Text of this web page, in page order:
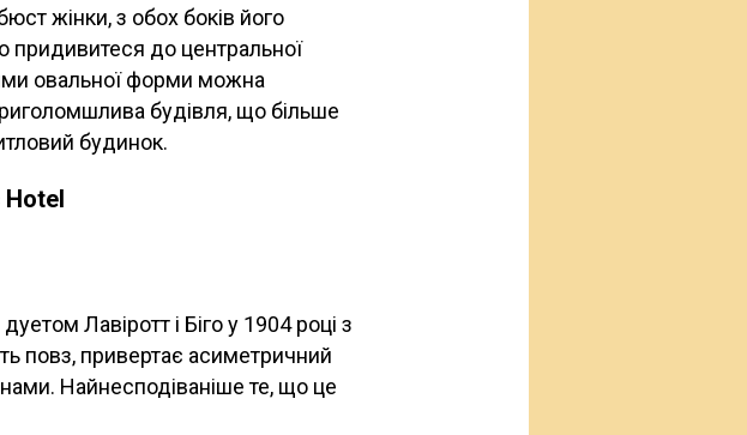
жінки, з обох боків його
придивитеся до центральної
овальної форми можна
будівля, що більше
будинок.
Hotel
Лавіротт і Біго у 1904 році з
повз, привертає асиметричний
Найнесподіваніше те, що це